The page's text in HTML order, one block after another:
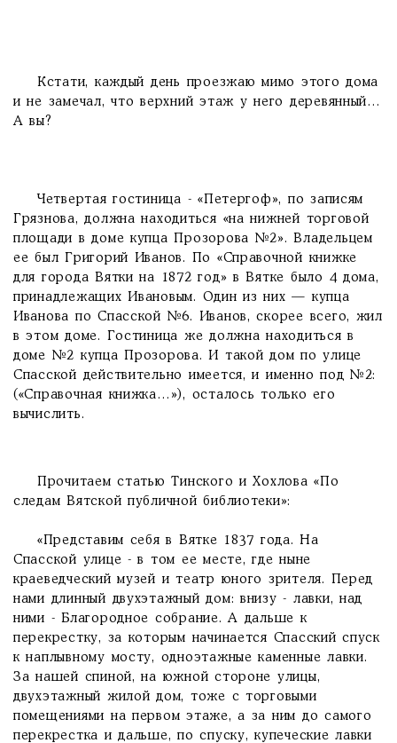
Кстати, каждый день проезжаю мимо этого дома
и не замечал, что верхний этаж у него деревянный…
А вы?
Четвертая гостиница - «Петергоф», по записям
Грязнова, должна находиться «на нижней торговой
площади в доме купца Прозорова №2». Владельцем
ее был Григорий Иванов. По «Справочной книжке
для города Вятки на 1872 год» в Вятке было 4 дома,
принадлежащих Ивановым. Один из них — купца
Иванова по Спасской №6. Иванов, скорее всего, жил
в этом доме. Гостиница же должна находиться в
доме №2 купца Прозорова. И такой дом по улице
Спасской действительно имеется, и именно под №2:
(«Справочная книжка…»), осталось только его
вычислить.
Прочитаем статью Тинского и Хохлова «По
следам Вятской публичной библиотеки»:
«Представим себя в Вятке 1837 года. На
Спасской улице - в том ее месте, где ныне
краеведческий музей и театр юного зрителя. Перед
нами длинный двухэтажный дом: внизу - лавки, над
ними - Благородное собрание. А дальше к
перекрестку, за которым начинается Спасский спуск
к наплывному мосту, одноэтажные каменные лавки.
За нашей спиной, на южной стороне улицы,
двухэтажный жилой дом, тоже с торговыми
помещениями на первом этаже, а за ним до самого
перекрестка и дальше, по спуску, купеческие лавки